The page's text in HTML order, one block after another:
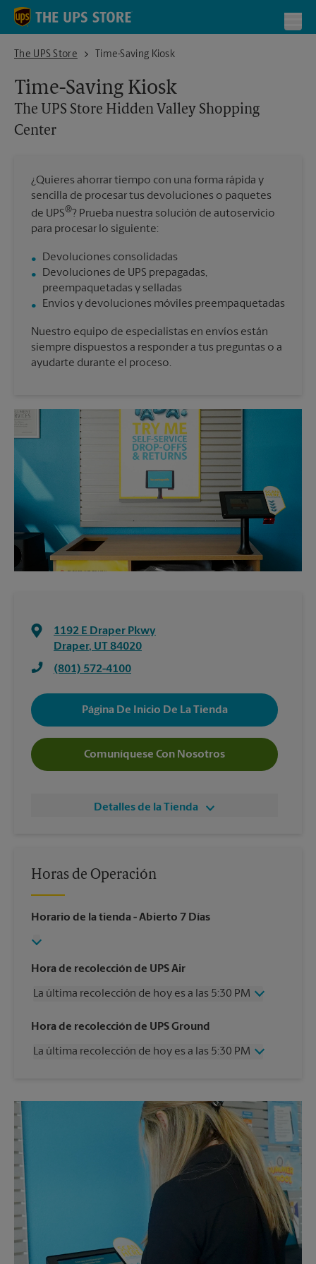
Skip to content
Return to Nav
The UPS Store
The UPS Store Hidden Valley Shopping Center
Time-Saving Kiosk
Time-Saving Kiosk
The UPS Store Hidden Valley Shopping
Center
¿Quieres ahorrar tiempo con una forma rápida y
sencilla de procesar tus devoluciones o paquetes
de UPS®? Prueba nuestra solución de autoservicio
para procesar lo siguiente:
Devoluciones consolidadas
Devoluciones de UPS prepagadas,
preempaquetadas y selladas
Envíos y devoluciones móviles preempaquetadas
Nuestro equipo de especialistas en envíos están
siempre dispuestos a responder a tus preguntas o a
ayudarte durante el proceso.
1192 E Draper Pkwy
Draper, UT 84020
(801) 572-4100
Página De Inicio De La Tienda
Comuníquese Con Nosotros
Detalles de la Tienda
Horas de Operación
Horario de la tienda - Abierto 7 Días
Hora de recolección de UPS Air
La última recolección de hoy es a las 5:30 PM
Miércoles
5:30 PM
Viernes
5:30 PM
Lunes
5:30 PM
5:30 PM
Hora de recolección de UPS Ground
La última recolección de hoy es a las 5:30 PM
5:30 PM
Sin Recolección
Sin Recolección
5:30 PM